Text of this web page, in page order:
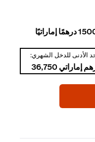
الأدنى للدخل الشهري:
إماراتي 36,750